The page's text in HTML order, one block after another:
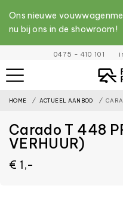
must
and
be
placed
0475 - 410 101
Ons nieuwe
nu bij ons in de showroom!
HOME ACTUEEL AANBOD
Carado T 448
VERHUUR)
€ 1,-